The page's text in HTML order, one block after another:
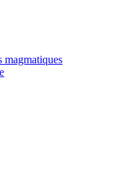
magmatiques